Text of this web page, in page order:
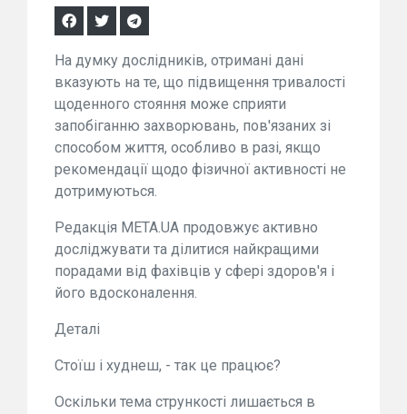
На думку дослідників, отримані дані
вказують на те, що підвищення тривалості
щоденного стояння може сприяти
запобіганню захворювань, пов'язаних зі
способом життя, особливо в разі, якщо
рекомендації щодо фізичної активності не
дотримуються.
Редакція META.UA продовжує активно
досліджувати та ділитися найкращими
порадами від фахівців у сфері здоров'я і
його вдосконалення.
Деталі
Стоїш і худнеш, - так це працює?
Оскільки тема стрункості лишається в